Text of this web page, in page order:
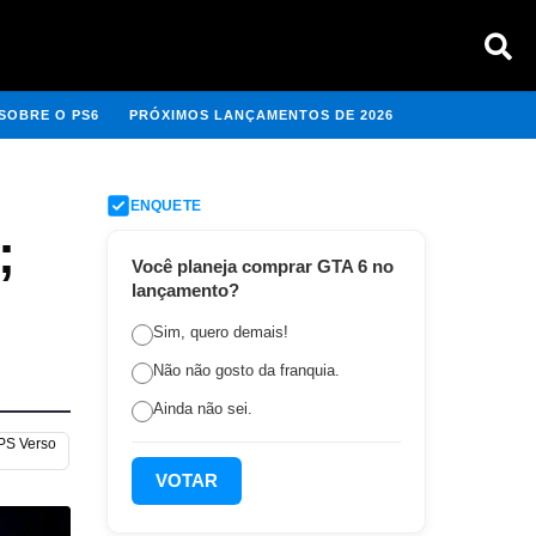
O PS6 PRÓXIMOS LANÇAMENTOS DE 2026
Verso
ENQUETE
Você planeja comprar GTA 6 no
lançamento?
Sim, quero demais!
Não não gosto da franquia.
Ainda não sei.
VOTAR